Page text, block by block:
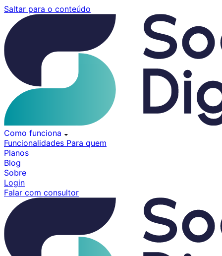
Pular
conteúdo
Saltar para o conteúdo
Como funciona
Funcionalidades Para quem
Planos
Blog
Sobre
Login
Falar com consultor